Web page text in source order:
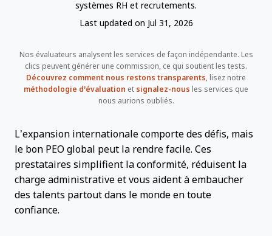
systèmes RH et recrutements.
Last updated on Jul 31, 2026
Nos évaluateurs analysent les services de façon indépendante. Les
clics peuvent générer une commission, ce qui soutient les tests.
Découvrez comment nous restons transparents, lisez notre
méthodologie d’évaluation et signalez-nous les services que
nous aurions oubliés.
L’expansion internationale comporte des défis, mais
le bon PEO global peut la rendre facile. Ces
prestataires simplifient la conformité, réduisent la
charge administrative et vous aident à embaucher
des talents partout dans le monde en toute
confiance.